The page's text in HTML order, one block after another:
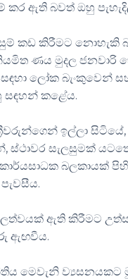
ඇති බවත් ඔහු
කඩ කිරීමට නොහැකි
ණය මුදල
ලෝක බැංකුවෙන්
සඳහන් කළේය.
ඉල්ලා
ස්ථාවර සැලසුමක්
බලකායක්
ඇති කිරීමට
ඇඟවීය.
මෙවැනි